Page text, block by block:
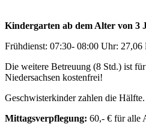
Kindergarten ab dem Alter von 3
Frühdienst: 07:30- 08:00 Uhr: 27,06
Die weitere Betreuung (8 Std.) ist
Niedersachsen kostenfrei!
Geschwisterkinder zahlen die Hälfte.
Mittagsverpflegung: 60,- € für alle